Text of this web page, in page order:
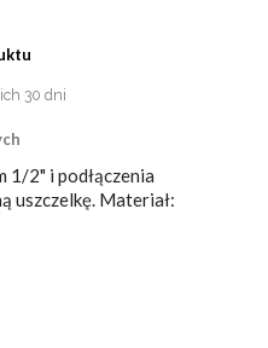
30 dni
1/2" i podłączenia
uszczelkę. Materiał: